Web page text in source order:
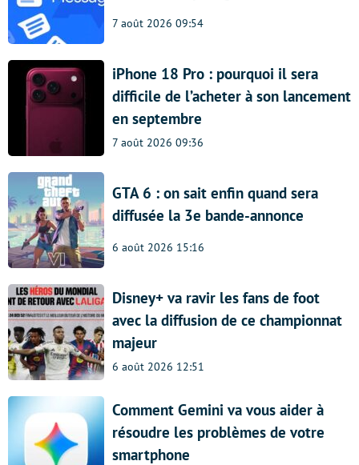
7 août 2026 09:54
iPhone 18 Pro : pourquoi il sera
difficile de l’acheter à son lancement
en septembre
7 août 2026 09:36
GTA 6 : on sait enfin quand sera
diffusée la 3e bande-annonce
6 août 2026 15:16
Disney+ va ravir les fans de foot
avec la diffusion de ce championnat
majeur
6 août 2026 12:51
Comment Gemini va vous aider à
résoudre les problèmes de votre
smartphone